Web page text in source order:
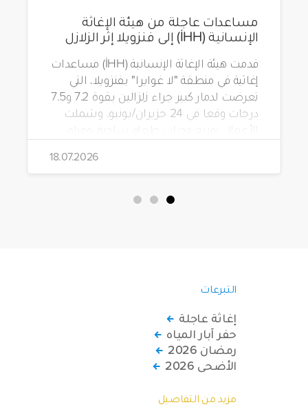
مساعدات عاجلة من هيئة الإغاثة
الإنسانية (İHH) إلى فنزويلا إثر الزلازل
قدمت هيئة الإغاثة الإنسانية (İHH) مساعدات
إغاثية في منطقة "لا غوايرا" بفنزويلا، التي
تعرضت لدمار كبير جراء زلزالين بقوة 7.2 و7.5
درجات وقعا في 24 حزيران/يونيو. وشملت
شرب، وطرود غذائية، وحقائب مستلزمات
18.07.2026
التبرعات
إغاثة عاجلة
حفر آبار المياه
رمضان 2026
الأضحى 2026
مزيد من التفاصيل